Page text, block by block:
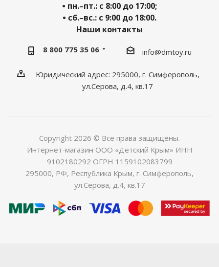
• пн.–пт.: с 8:00 до 17:00;
• сб.–вс.: с 9:00 до 18:00.
Наши контакты
8 800 775 35 06 info@dmtoy.ru
Юридический адрес: 295000, г. Симферополь,
ул.Серова, д.4, кв.17
Copyright 2026 © Все права защищены.
Интернет-магазин ООО «Детский Крым» ИНН
9102180292 ОГРН 1159102083799
295000, РФ, Республика Крым, г. Симферополь,
ул.Серова, д.4, кв.17